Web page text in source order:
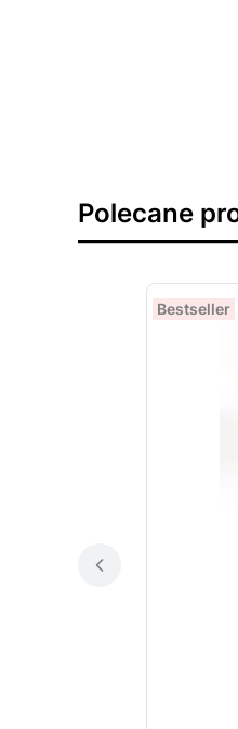
Polecane
Bestseller